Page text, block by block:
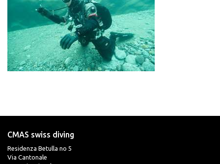
CMAS swiss diving
Residenza Betulla no 5
Via Cantonale